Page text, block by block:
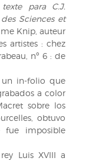
para C.J.
Sciences et
Knip, auteur
artistes : chez
nº 6 : de
un in-folio que
a color
sobre los
obtuvo
imposible
Luis XVIII a